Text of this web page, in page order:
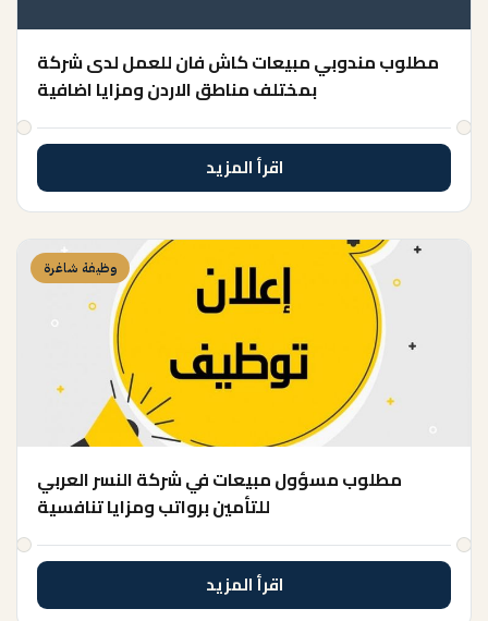
مطلوب مندوبي مبيعات كاش فان للعمل لدى شركة
بمختلف مناطق الاردن ومزايا اضافية
اقرأ المزيد
وظيفة شاغرة
مطلوب مسؤول مبيعات في شركة النسر العربي
للتأمين برواتب ومزايا تنافسية
اقرأ المزيد